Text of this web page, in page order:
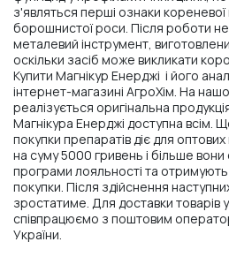
з'являться перші ознаки
борошнистої роси. Після роботи
металевий інструмент,
оскільки засіб може викликати
Купити Магнікур Енерджі і його
інтернет-магазині АгроХім. На
реалізується оригінальна
Магнікура Енерджі доступна всім.
покупки препаратів діє для оптових
на суму 5000 гривень і більше
програми лояльності та
покупки. Після здійснення
зростатиме. Для доставки товарів
співпрацюємо з поштовим
України.